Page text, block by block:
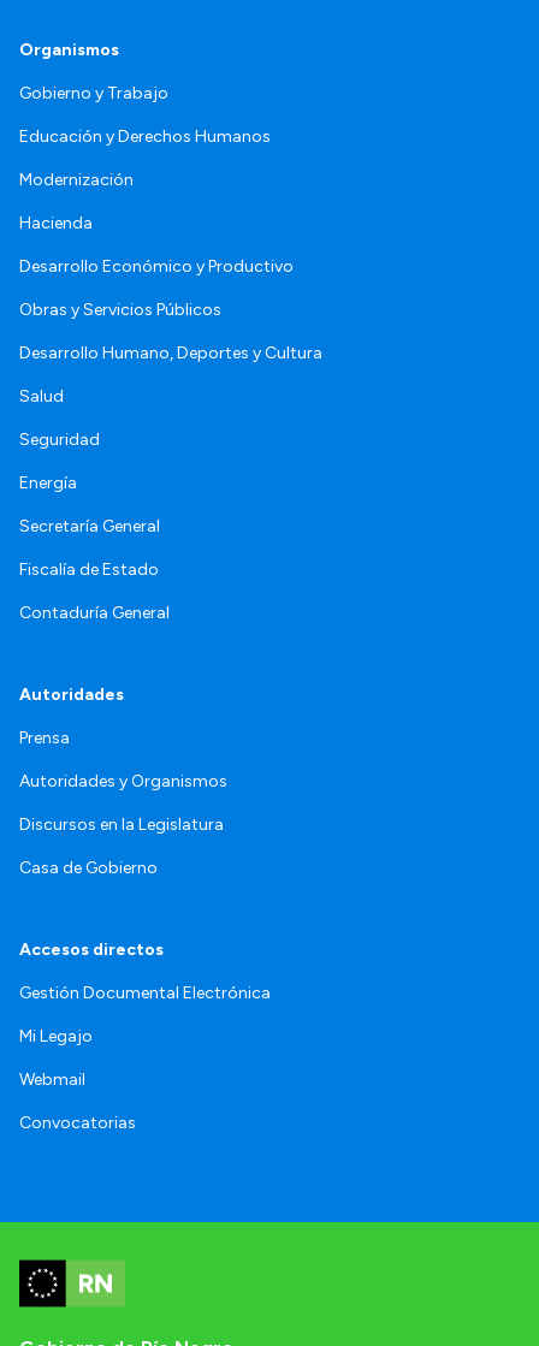
Organismos
Gobierno y Trabajo
Educación y Derechos Humanos
Modernización
Hacienda
Desarrollo Económico y Productivo
Obras y Servicios Públicos
Desarrollo Humano, Deportes y Cultura
Salud
Seguridad
Energía
Secretaría General
Fiscalía de Estado
Contaduría General
Autoridades
Prensa
Autoridades y Organismos
Discursos en la Legislatura
Casa de Gobierno
Accesos directos
Gestión Documental Electrónica
Mi Legajo
Webmail
Convocatorias